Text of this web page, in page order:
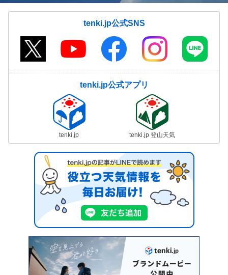
tenki.jp公式SNS
tenki.jp公式アプリ
tenki.jp tenki.jp 登山天気